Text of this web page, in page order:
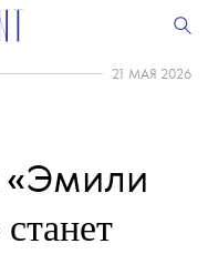
21 МАЯ 2026
«Эмили
станет